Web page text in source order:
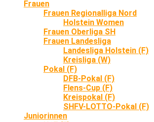
Frauen
Frauen Regionalliga Nord
Holstein Women
Frauen Oberliga SH
Frauen Landesliga
Landesliga Holstein (F)
Kreisliga (W)
Pokal (F)
DFB-Pokal (F)
Flens-Cup (F)
Kreispokal (F)
SHFV-LOTTO-Pokal (F)
Juniorinnen